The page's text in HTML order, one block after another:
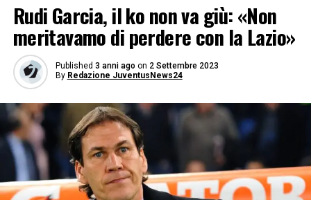
Rudi Garcia, il ko non va giù: «Non
meritavamo di perdere con la Lazio»
Published 3 anni ago on 2 Settembre 2023
By Redazione JuventusNews24